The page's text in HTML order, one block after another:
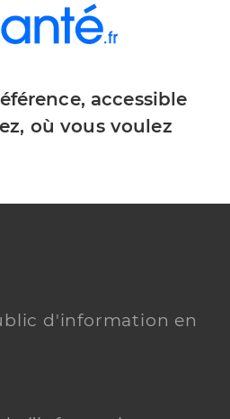
accessible
où vous voulez
d'information en